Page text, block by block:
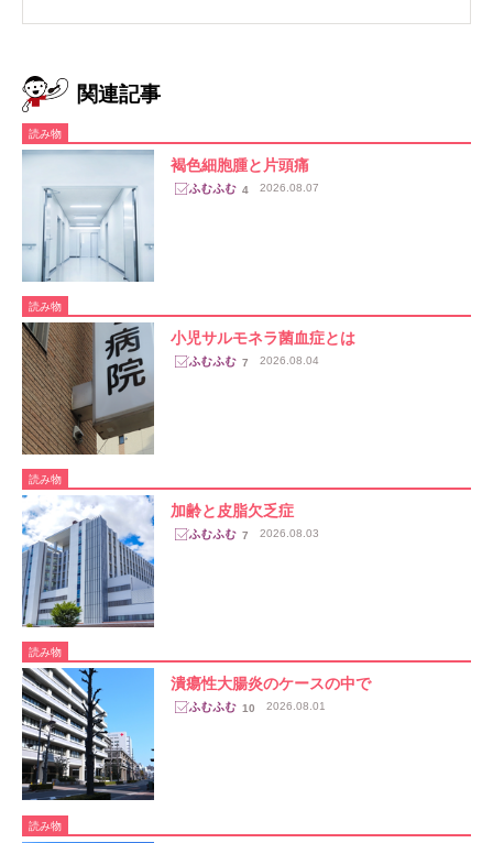
関連記事
読み物
褐色細胞腫と片頭痛
4 2026.08.07
読み物
小児サルモネラ菌血症とは
7 2026.08.04
読み物
加齢と皮脂欠乏症
7 2026.08.03
読み物
潰瘍性大腸炎のケースの中で
10 2026.08.01
読み物